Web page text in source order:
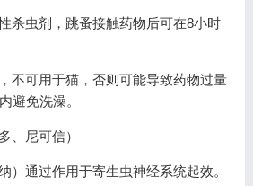
杀虫剂，跳蚤接触药物后可在8小时
不可用于猫，否则可能导致药物过量
避免洗澡。
、尼可信）
）通过作用于寄生虫神经系统起效。